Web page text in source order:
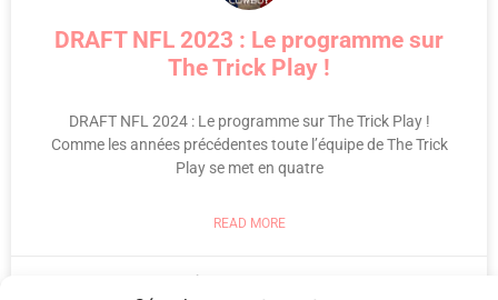
DRAFT NFL 2023 : Le programme sur
The Trick Play !
DRAFT NFL 2024 : Le programme sur The Trick Play !
Comme les années précédentes toute l’équipe de The Trick
Play se met en quatre
READ MORE
13 April 2024